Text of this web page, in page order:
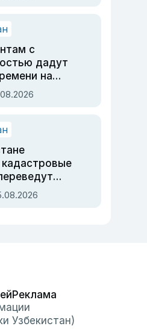
с
дадут
на
в
Реклама
Узбекистан)